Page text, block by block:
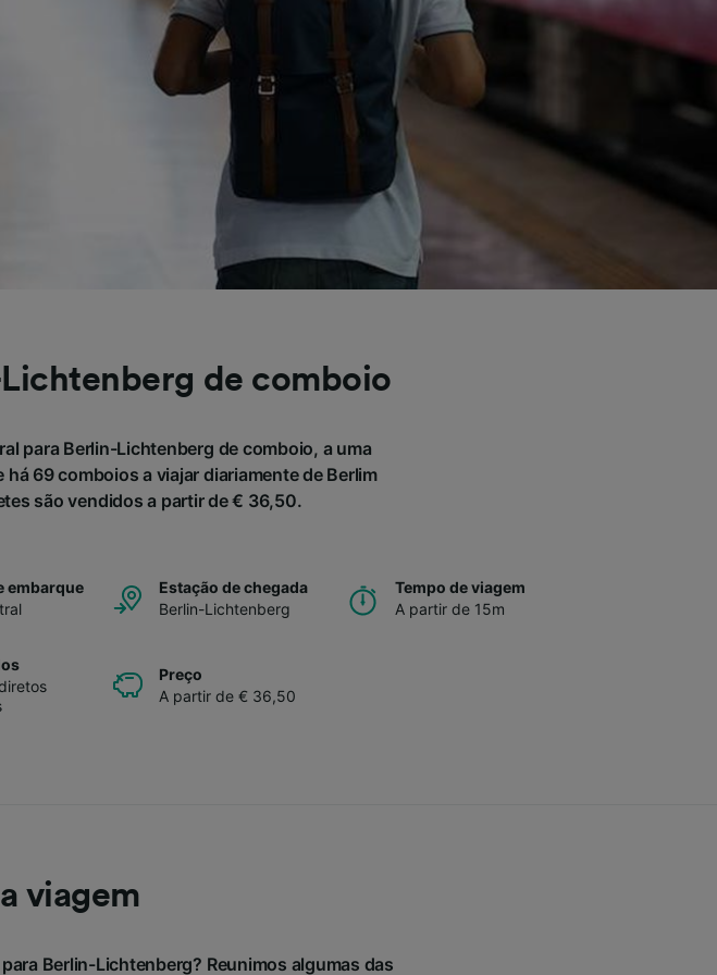
de comboio
para Berlin-Lichtenberg de comboio, a uma
69 comboios a viajar diariamente de Berlim
são vendidos a partir de € 36,50.
embarque
Estação de chegada
Berlin-Lichtenberg
Tempo de viagem
A partir de 15m
Preço
A partir de € 36,50
viagem
Berlin-Lichtenberg? Reunimos algumas das